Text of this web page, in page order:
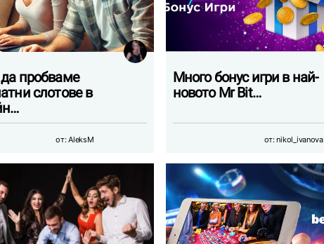
пробваме
слотове в
от:AleksM
Много бонус игри в най-
новото Mr Bit…
от:nikol_ivanova